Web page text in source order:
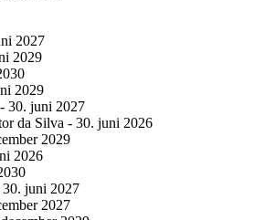
2027
2029
2029
30. juni 2027
da Silva - 30. juni 2026
2029
2026
juni 2027
2027